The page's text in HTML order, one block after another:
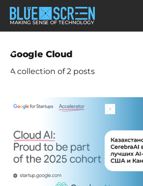
MAKING SENSE OF TECHNOLOGY
Google Cloud
A collection of 2 posts